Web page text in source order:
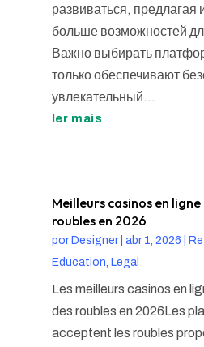
развиваться, предлагая
больше возможностей
Важно выбирать
только обеспечивают
увлекательный...
ler mais
Meilleurs casinos en
roubles en 2026
por Designer| abr 1, 2026
Education, Legal
Les meilleurs casinos en
des roubles en 2026Les
acceptent les roubles